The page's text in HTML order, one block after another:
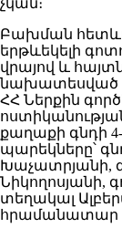
Բախման
երթևեկելի
վրայով և
նախատեսված
ՀՀ Ներքին
քաղաքի գնդի
պարեկները՝
Խաչատրյանի,
տեղակալ
հրամանատար